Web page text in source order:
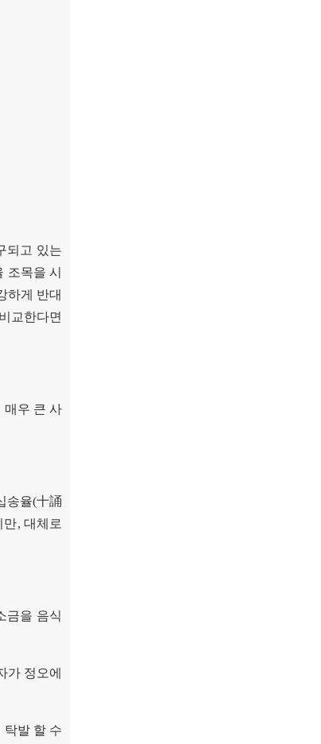
되고 있는
조목을 시
하게 반대
교한다면
매우 큰 사
송율(十誦
만,대체로
금을 음식
가 정오에
탁발 할 수